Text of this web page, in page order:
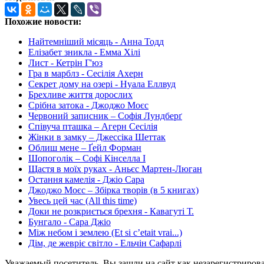
Похожие новости:
Найтемніший місяць - Анна Тодд
Елізабет зникла - Емма Хілі
Лист - Кетрін Г'юз
Гра в марблз - Сесілія Ахерн
Секрет дому на озері - Нуала Еллвуд
Брехливе життя дорослих
Срібна затока - Джоджо Моєс
Червоний записник – Софія Лундберґ
Співуча пташка – Агерн Сесілія
Жінки в замку – Джессіка Шеттак
Облиш мене – Ґейл Форман
Шопоголік – Софi Кiнселла I
Щастя в моїх руках - Аньєс Мартен-Люган
Остання камелія - Джіо Сара
Джоджо Моєс – Збірка творів (в 5 книгах)
Увесь цей час (All this time)
Доки не розкриється брехня - Кавагуті Т.
Бунгало - Сара Джіо
Між небом і землею (Et si c’etait vrai...)
Дім, де жевріє світло - Ельчін Сафарлі